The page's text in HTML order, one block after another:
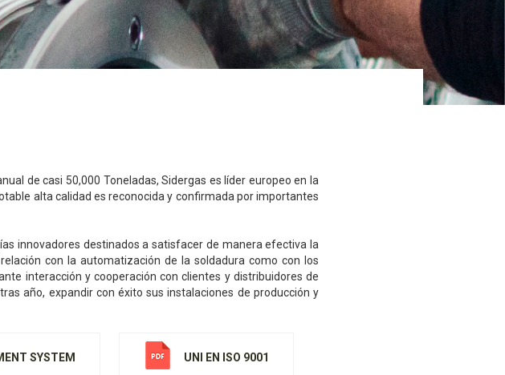
de casi 50,000 Toneladas, Sidergas es líder europeo en la
alta calidad es reconocida y confirmada por importantes
innovadores destinados a satisfacer de manera efectiva la
con la automatización de la soldadura como con los
interacción y cooperación con clientes y distribuidores de
año, expandir con éxito sus instalaciones de producción y
SYSTEM UNI EN ISO 9001